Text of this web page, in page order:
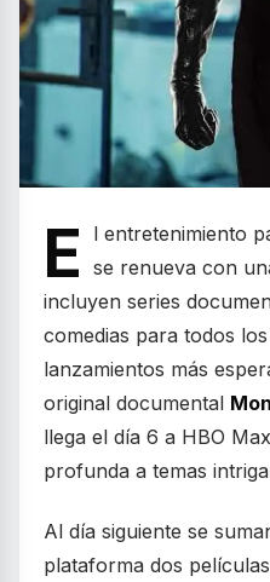
E
l entretenimiento
se renueva con
incluyen series
comedias para todos
lanzamientos más
original documental
llega el día 6 a HBO
profunda a temas
Al día siguiente se
plataforma dos